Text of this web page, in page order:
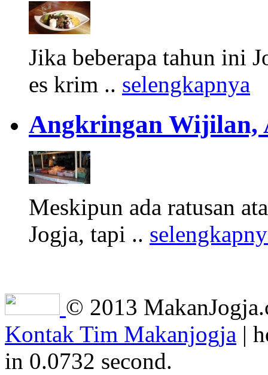
Jika beberapa tahun ini
es krim .. selengkapnya
Angkringan Wijilan,
Meskipun ada ratusan
Jogja, tapi ..
© 2013
Kontak Tim Makanjogja |
in 0.0732 second.